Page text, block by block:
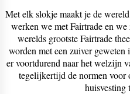
Met elk slokje maakt je de
werken we met Fairtrade en
werelds grootste Fairtrade
worden met een zuiver geweten
er voortdurend naar het welzijn
tegelijkertijd de normen voor
huisvesting